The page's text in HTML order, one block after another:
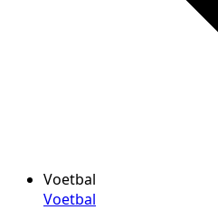
Voetbal
Voetbal